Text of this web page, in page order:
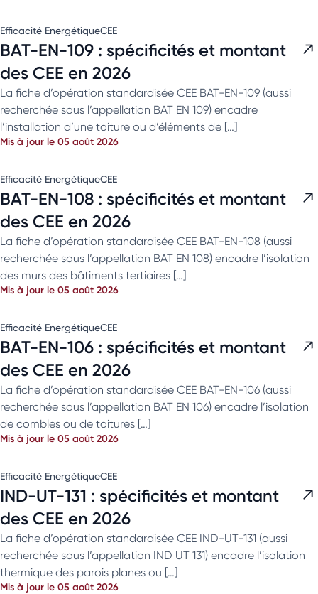
Efficacité EnergétiqueCEE
BAT-EN-109 : spécificités et montant
des CEE en 2026
La fiche d’opération standardisée CEE BAT-EN-109 (aussi
recherchée sous l’appellation BAT EN 109) encadre
l’installation d’une toiture ou d’éléments de […]
Mis à jour le 05 août 2026
Efficacité EnergétiqueCEE
BAT-EN-108 : spécificités et montant
des CEE en 2026
La fiche d’opération standardisée CEE BAT-EN-108 (aussi
recherchée sous l’appellation BAT EN 108) encadre l’isolation
des murs des bâtiments tertiaires […]
Mis à jour le 05 août 2026
Efficacité EnergétiqueCEE
BAT-EN-106 : spécificités et montant
des CEE en 2026
La fiche d’opération standardisée CEE BAT-EN-106 (aussi
recherchée sous l’appellation BAT EN 106) encadre l’isolation
de combles ou de toitures […]
Mis à jour le 05 août 2026
Efficacité EnergétiqueCEE
IND-UT-131 : spécificités et montant
des CEE en 2026
La fiche d’opération standardisée CEE IND-UT-131 (aussi
recherchée sous l’appellation IND UT 131) encadre l’isolation
thermique des parois planes ou […]
Mis à jour le 05 août 2026